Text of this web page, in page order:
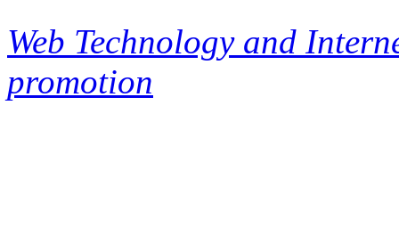
Web Technology and
promotion